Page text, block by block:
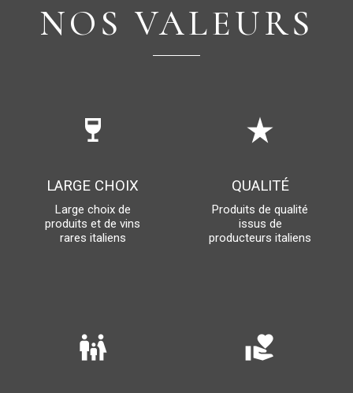
NOS VALEURS
wine_bar
LARGE CHOIX
Large choix de
produits et de vins
rares italiens
star_rate
QUALITÉ
Produits de qualité
issus de
producteurs italiens
family_restroom volunteer_activism